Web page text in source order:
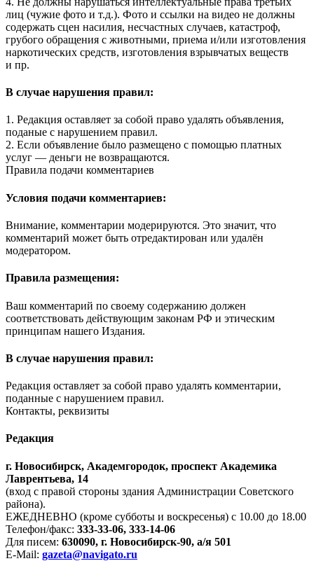
лиц (чужие фото и т.д.). Фото и ссылки на видео не должны
содержать сцен насилия, несчастных случаев, катастроф,
грубого обращения с животными, приема и/или изготовления
наркотических средств, изготовления взрывчатых веществ
и пр.
В случае нарушения правил:
1. Редакция оставляет за собой право удалять объявления,
поданые с нарушением правил.
2. Если объявление было размещено с помощью платных
услуг — деньги не возвращаются.
Правила подачи комментариев
Условия подачи комментариев:
Внимание, комментарии модерируются. Это значит, что
комментарий может быть отредактирован или удалён
модератором.
Правила размещения:
Ваш комментарий по своему содержанию должен
соответствовать действующим законам РФ и этическим
принципам нашего Издания.
В случае нарушения правил:
Редакция оставляет за собой право удалять комментарии,
поданные с нарушением правил.
Контакты, реквизиты
Редакция
г. Новосибирск, Академгородок, проспект Академика
Лаврентьева, 14
(вход с правой стороны здания Администрации Советского
района).
ЕЖЕДНЕВНО (кроме субботы и воскресенья) с 10.00 до 18.00
Телефон/факс: 333-33-06, 333-14-06
Для писем: 630090, г. Новосибирск-90, а/я 501
E-Mail: gazeta@navigato.ru